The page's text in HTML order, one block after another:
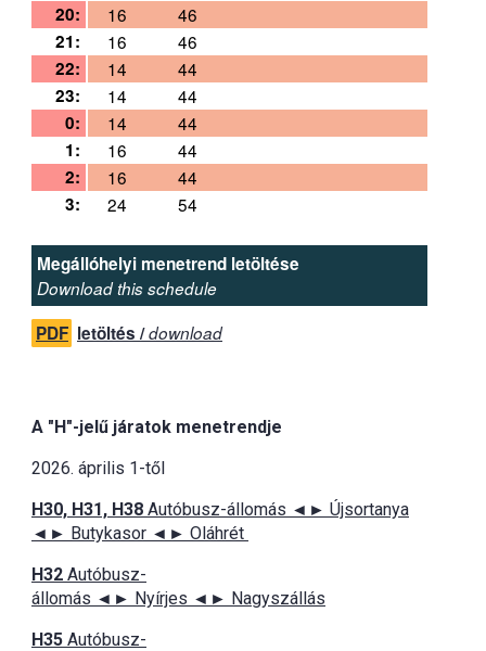
20:
16
46
21:
16
46
22:
14
44
23:
14
44
0:
14
44
1:
16
44
2:
16
44
3:
24 54
Megállóhelyi menetrend letöltése
Download this schedule
PDF letöltés /download
A "H"-jelű járatok menetrendje
2026. április 1-től
H30, H31, H38 Autóbusz-állomás ◄► Újsortanya
◄► Butykasor ◄► Oláhrét
H32 Autóbusz-
állomás ◄► Nyírjes ◄► Nagyszállás
H35 Autóbusz-